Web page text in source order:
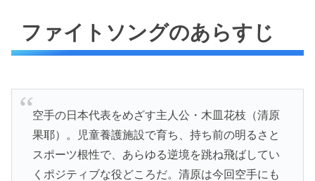
ファイトソングのあらすじ
空手の日本代表をめざす主人公・木皿花枝（清原
果耶）。児童養護施設で育ち、持ち前の明るさと
スポーツ根性で、あらゆる逆境を跳ね飛ばしてい
くポジティブな役どころだ。清原は今回空手にも